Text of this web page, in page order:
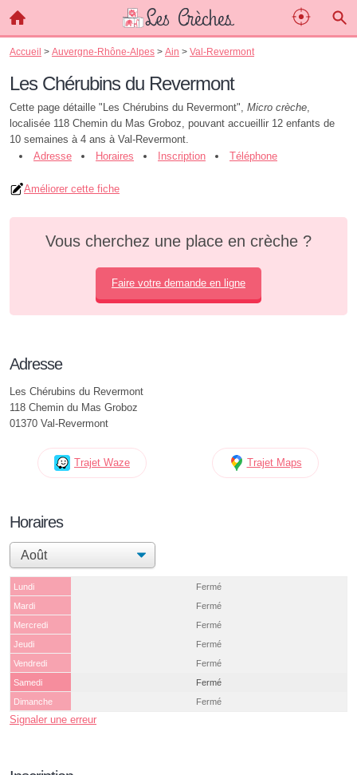
Accueil > Auvergne-Rhône-Alpes > Ain > Val-Revermont
Les Chérubins du Revermont
Cette page détaille "Les Chérubins du Revermont", Micro crèche,
localisée 118 Chemin du Mas Groboz, pouvant accueillir 12 enfants de
10 semaines à 4 ans à Val-Revermont.
Adresse
Horaires Inscription Téléphone
Améliorer cette fiche
Vous cherchez une place en crèche ?
Faire votre demande en ligne
Adresse
Les Chérubins du Revermont
118 Chemin du Mas Groboz
01370 Val-Revermont
Trajet Waze Trajet Maps
Horaires
Lundi
Fermé
Mardi
Fermé
Mercredi
Fermé
Jeudi
Fermé
Vendredi
Fermé
Samedi
Fermé
Dimanche
Fermé
Signaler une erreur